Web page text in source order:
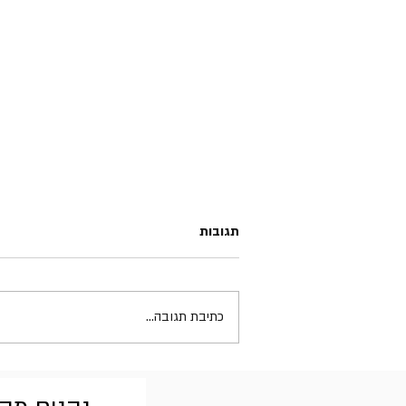
תגובות
כתיבת תגובה...